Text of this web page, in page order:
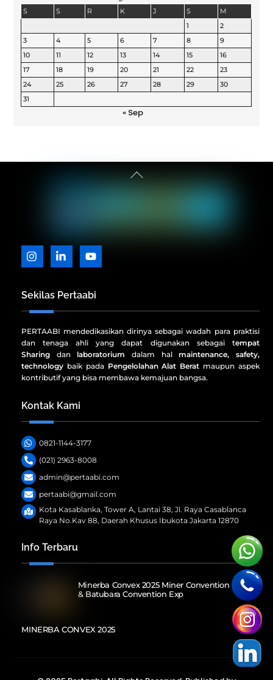
S
S R K J S
M
1
2
3
4 5 6 7 8
9
10
11 12 13 14 15
16
17
18 19 20 21 22
23
24
25 26 27 28 29
30
31
« Sep
Icon
Icon
Icon
Sekilas Pertaabi
PERTAABI mendedikasikan dirinya sebagai wadah para praktisi
dan tenaga ahli yang dapat digunakan sebagai tempat
Sharing dan laboratorium dalam hal maintenance, safety,
technology baik pada Pengelolahan Alat Berat maupun aspek
kontributif yang bisa membawa kemajuan bangsa.
Kontak Kami
0821-1144-3177
(021) 2963-8008
admin@pertaabi.com
pertaabi@gmail.com
Kota Kasablanka, Tower A, Lantai 38, Jl. Raya Casablanca
Raya No.Kav 88, Daerah Khusus Ibukota Jakarta 12870
Info Terbaru
Minerba Convex 2025 Miner Convention Expoal
& Batubara Convention Exp
MINERBA CONVEX 2025